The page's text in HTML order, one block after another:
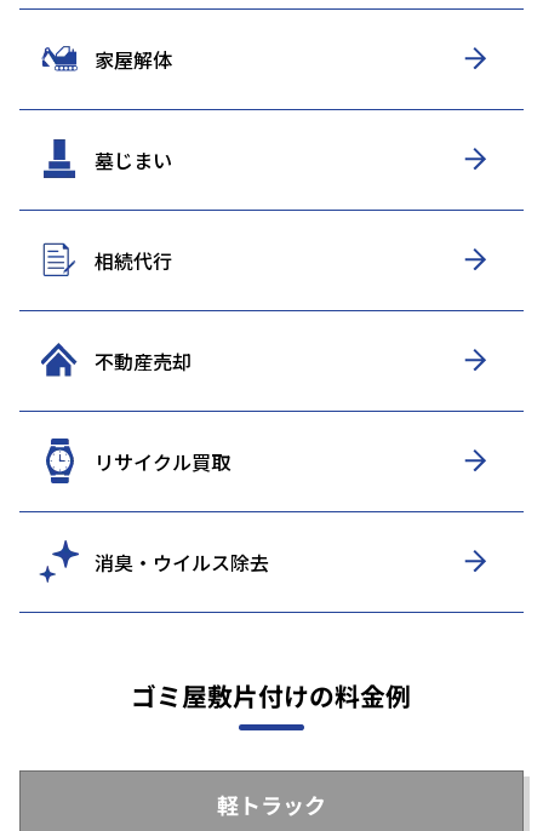
家屋解体
墓じまい
相続代行
不動産売却
リサイクル買取
消臭・ウイルス除去
ゴミ屋敷片付けの料金例
軽トラック